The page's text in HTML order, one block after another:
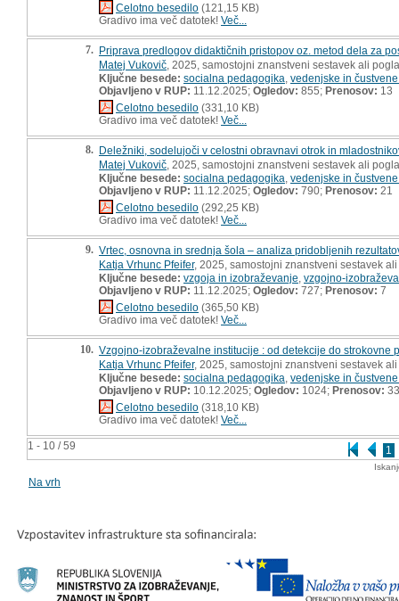
1 - 10 / 59 1
Celotno besedilo (121,15 KB)
Gradivo ima več datotek! Več...
7. Priprava predlogov didaktičnih pristopov oz. metod dela za
Matej Vukovič , 2025, samostojni znanstveni sestavek ali
Ključne besede: socialna pedagogika vedenjske in
Objavljeno v RUP: 11.12.2025; Ogledov: 855; Prenosov: 13
Celotno besedilo (331,10 KB)
Gradivo ima več datotek! Več...
8. Deležniki, sodelujoči v celostni obravnavi otrok in
Matej Vukovič , 2025, samostojni znanstveni sestavek ali
Ključne besede: socialna pedagogika vedenjske in
Objavljeno v RUP: 11.12.2025; Ogledov: 790; Prenosov: 21
Celotno besedilo (292,25 KB)
Gradivo ima več datotek! Več...
9. Vrtec, osnovna in srednja šola – analiza pridobljenih
Katja Vrhunc Pfeifer, 2025, samostojni znanstveni sestavek
Ključne besede: vzgoja in izobraževanje vzgojno-
Objavljeno v RUP: 11.12.2025; Ogledov: 727; Prenosov: 7
Celotno besedilo (365,50 KB)
Gradivo ima več datotek! Več...
10. Vzgojno-izobraževalne institucije : od detekcije do strokovne
Katja Vrhunc Pfeifer, 2025, samostojni znanstveni sestavek
Ključne besede: socialna pedagogika vedenjske in
Objavljeno v RUP: 10.12.2025; Ogledov: 1024; Prenosov: 33
Celotno besedilo (318,10 KB)
Gradivo ima več datotek! Več...
Na vrh